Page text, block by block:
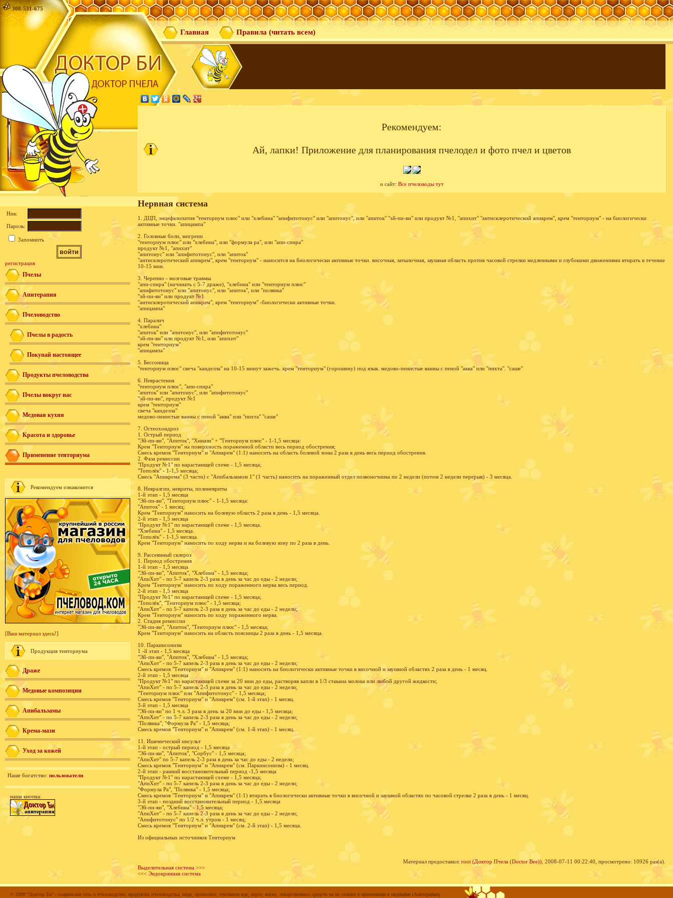
308-531-675
Главная Правила (читать всем)
Ник:
Пароль:
Запомнить
регистрация
Пчелы
Апитерапия
Пчеловодство
Пчелы в радость
Покупай настоящее
Продукты пчеловодства
Пчелы вокруг нас
Медовая кухня
Красота и здоровье
Применение тенториума
Рекомендуем ознакомится
[Ваш материал здесь!]
Продукция тенториума
Драже
Медовые композиции
Апибальзамы
Крема-мази
Уход за кожей
Наше богатство: пользователи
наша кнопка:
Рекомендуем:
Ай, лапки! Приложение для планирования пчелодел и фото пчел и цветов
и сайт: Все пчеловоды тут
Нервная система
1. ДЦП, энцефалопатия "тенториум плюс" или "хлебина" "апифитотонус" или "апитонус", или "апиток" "эй-пи-ви" или продукт №1, "апихит" "антисклеротический апикрем", крем "тенториум" - на биологически
активные точки. "апицампа"
2. Головные боли, мигрени
"тенториум плюс" или "хлебина", или "формула ра", или "апи-спира"
продукт №1, "апихит"
"апитонус" или "апифитотонус", или "апиток"
"антисклеротический апикрем", крем "тенториум" - наносится на биологически активные точки. височная, затылочная, заушная область против часовой стрелки медленными и глубокими движениями втирать в течение
10-15 мин.
3. Черепно - мозговые травмы
"апи-спира" (начинать с 5-7 драже), "хлебина" или "тенториум плюс"
"апифитотонус" или "апитонус", или "апиток", или "полянка"
"эй-пи-ви" или продукт №1
"антисклеротический апикрем", крем "тенториум" -биологически активные точки.
"апицампа"
4. Паралич
"хлебина"
"апиток" или "апитонус", или "апифитотонус"
"эй-пи-ви" или продукт №1, или "апихит"
крем "тенториум"
"апицампа"
5. Бессоница
"тенториум плюс" свеча "канделла" на 10-15 минут зажечь. крем "тенториум" (горошину) под язык. медово-пенистые ванны с пеной "аква" или "пихта". "саше"
6. Неврастения
"тенториум плюс", "апи-спира"
"апиток" или "апитонус", или "апифитотонус"
"эй-пи-ви", продукт №1
крем "тенториум"
свеча "канделла"
медово-пенистые ванны с пеной "аква" или "пихта" "саше"
7. Остеохондроз
1. Острый период
"Эй-пи-ви", "Апиток", "Хинази" + "Тенториум плюс" - 1-1,5 месяца:
Крем "Тенториум" на поверхность пораженной области весь период обострения;
Смесь кремов "Тенториум" и "Апикрем" (1:1) наносить на область болевой зоны 2 раза в день весь период обострения.
2. Фаза ремиссии
"Продукт №1" по нарастающей схеме - 1,5 месяца;
"Тополёк" - 1-1,5 месяца;
Смесь "Апикрема" (3 части) с "Апибальзамом 1" (1 часть) наносить на пораженный отдел позвоночника по 2 недели (потом 2 недели перерыв) - 3 месяца.
8. Невралгии, невриты, полиневриты
1-й этап - 1,5 месяца
"Эй-пи-ви", "Тенториум плюс" - 1-1,5 месяца:
"Апиток" - 1 месяц;
Крем "Тенториум" наносить на болевую область 2 раза в день - 1,5 месяца.
2-й этап - 1,5 месяца
"Продукт №1" по нарастающей схеме - 1,5 месяца.
"Хлебина" - 1,5 месяца.
"Тополёк" - 1-1,5 месяца.
Крем "Тенториум" наносить по ходу нерва и на болевую зону по 2 раза в день.
9. Рассеянный склероз
1. Период обострения
1-й этап - 1,5 месяца
"Эй-пи-ви", "Апиток", "Хлебина" - 1,5 месяца;
"АпиХит" - по 5-7 капель 2-3 раза в день за час до еды - 2 недели;
Крем "Тенториум" наносить по ходу пораженного нерва весь период.
2-й этап - 1,5 месяца
"Продукт №1" по нарастающей схеме - 1,5 месяца;
"Тополёк", "Тенториум плюс" - 1,5 месяца;
"АпиХит" - по 5-7 капель 2-3 раза в день за час до еды - 2 недели;
Крем "Тенториум" наносить по ходу пораженного нерва.
2. Стадия ремиссии
"Эй-пи-ви", "Апиток", "Тенториум плюс" - 1,5 месяца;
Крем "Тенториум" наносить на область поясницы 2 раза в день - 1,5 месяца.
10. Паркинсонизм
1 -й этап - 1,5 месяца
"Эй-пи-ви", "Апиток", "Хлебина" - 1,5 месяца;
"АпиХит" - по 5-7 капель 2-3 раза в день за час до еды - 2 недели;
Смесь кремов "Тенториум" и "Апикрем" (1:1) наносить на биологически активные точки в височной и заушной областях 2 раза в день - 1 месяц.
2-й этап - 1,5 месяца
"Продукт №1" по нарастающей схеме за 20 мин до еды, растворяя капли в 1/3 стакана молока или любой другой жидкости;
"АпиХит" - по 5-7 капель 2-3 раза в день за час до еды - 2 недели;
"Тенториум плюс" или "Апифитотонус" - 1,5 месяца;
Смесь кремов "Тенториум" и "Апикрем" (см. 1-й этап) - 1 месяц.
3-й этап - 1,5 месяца
"Эй-пи-ви" по 1 ч.л. 3 раза в день за 20 мин до еды - 1,5 месяца;
"АпиХит" - по 5-7 капель 2-3 раза в день за час до еды - 2 недели;
"Полянка", "Формула Ра" - 1,5 месяца;
Смесь кремов "Тенториум" и "Апикрем" (см. 1-й этап) - 1 месяц.
11. Ишемический инсульт
1-й этап - острый период - 1,5 месяца
"Эй-пи-ви", "Апиток", "Сорбус" - 1,5 месяца;
"АпиХит" по 5-7 капель 2-3 раза в день за час до еды - 2 недели;
Смесь кремов "Тенториум" и "Апикрем" (см. Паркинсонизм) - 1 месяц.
2-й этап - ранний восстановительный период -1,5 месяца
"Продукт №1" по нарастающей схеме - 1,5 месяца;
"АпиХит" - по 5-7 капель 2-3 раза в день за час до еды - 2 недели;
"Формула Ра", "Полянка" - 1,5 месяца;
Смесь кремов "Тенториум" и "Апикрем" (1:1) втирать в биологически активные точки в височной и заушной областях по часовой стрелке 2 раза в день - 1 месяц.
3-й этап - поздний восстановительный период - 1,5 месяца
"Эй-пи-ви", "Хлебина" - 1,5 месяца;
"АпиХит" - по 5-7 капель 2-3 раза в день за час до еды - 2 недели;
"Апифитотонус" по 1/2 ч.л. утром - 1 месяц;
Смесь кремов "Тенториум" и "Апикрем" (см. 2-й этап) - 1,5 месяца.
Из официальных источников Тенториум
Материал предоставил: root (Доктор Пчела (Doctor Bee)) , 2008-07-11 00:22:40, просмотрено: 10926 раз(а).
Выделительная система >>>
<<< Эндокринная система
© 2008 "Доктор Би" - социальная сеть о пчеловодстве, продуктах пчеловодства, мёде, прополисе, пчелином яде, перге, воске, лекарственных средств на их основе и применении в медицине (Апитерапии).